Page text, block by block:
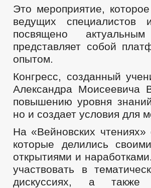
Это мероприятие,
ведущих
посвящено
представляет собой
опытом.
Конгресс, созданный
Александра Моисеевича
повышению уровня
но и создает условия для
На «Вейновских
которые делились
открытиями и
участвовать в
дискуссиях, а